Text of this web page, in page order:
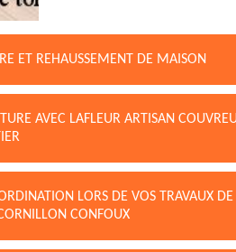
ET REHAUSSEMENT DE MAISON
AVEC LAFLEUR ARTISAN
LORS DE VOS TRAVAUX
CONFOUX